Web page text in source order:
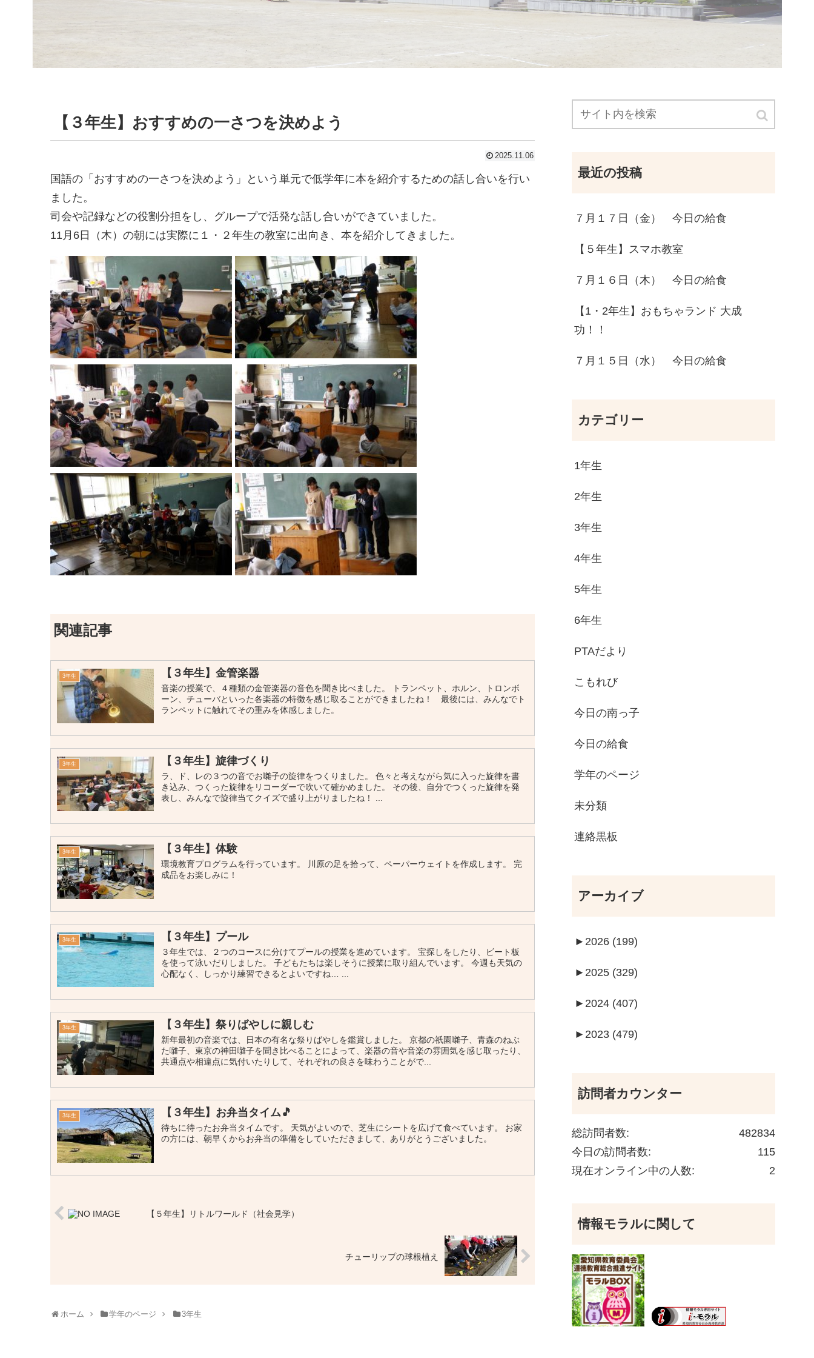
【３年生】おすすめの一さつを決めよう
2025.11.06
国語の「おすすめの一さつを決めよう」という単元で低学年に本を紹介するための話し合いを行い
ました。
司会や記録などの役割分担をし、グループで活発な話し合いができていました。
11月6日（木）の朝には実際に１・２年生の教室に出向き、本を紹介してきました。
関連記事
3年生 【３年生】金管楽器
音楽の授業で、４種類の金管楽器の音色を聞き比べました。 トランペット、ホルン、トロンボ
ーン、チューバといった各楽器の特徴を感じ取ることができましたね！ 最後には、みんなでト
ランペットに触れてその重みを体感しました。
3年生 【３年生】旋律づくり
ラ、ド、レの３つの音でお囃子の旋律をつくりました。 色々と考えながら気に入った旋律を書
き込み、つくった旋律をリコーダーで吹いて確かめました。 その後、自分でつくった旋律を発
表し、みんなで旋律当てクイズで盛り上がりましたね！ ...
3年生 【３年生】体験
環境教育プログラムを行っています。 川原の足を拾って、ペーパーウェイトを作成します。 完
成品をお楽しみに！
3年生 【３年生】プール
３年生では、２つのコースに分けてプールの授業を進めています。 宝探しをしたり、ビート板
を使って泳いだりしました。 子どもたちは楽しそうに授業に取り組んでいます。 今週も天気の
心配なく、しっかり練習できるとよいですね… ...
3年生 【３年生】祭りばやしに親しむ
新年最初の音楽では、日本の有名な祭りばやしを鑑賞しました。 京都の祇園囃子、青森のねぶ
た囃子、東京の神田囃子を聞き比べることによって、楽器の音や音楽の雰囲気を感じ取ったり、
共通点や相違点に気付いたりして、それぞれの良さを味わうことがで...
3年生 【３年生】お弁当タイム🎵
待ちに待ったお弁当タイムです。 天気がよいので、芝生にシートを広げて食べています。 お家
の方には、朝早くからお弁当の準備をしていただきまして、ありがとうございました。
【５年生】リトルワールド（社会見学）
チューリップの球根植え
ホーム 学年のページ 3年生
最近の投稿
７月１７日（金） 今日の給食
【５年生】スマホ教室
７月１６日（木） 今日の給食
【1・2年生】おもちゃランド 大成
功！！
７月１５日（水） 今日の給食
カテゴリー
1年生
2年生
3年生
4年生
5年生
6年生
PTAだより
こもれび
今日の南っ子
今日の給食
学年のページ
未分類
連絡黒板
アーカイブ
► 2026 (199)
► 2025 (329)
► 2024 (407)
► 2023 (479)
訪問者カウンター
482834
総訪問者数:
115
今日の訪問者数:
2
現在オンライン中の人数:
情報モラルに関して